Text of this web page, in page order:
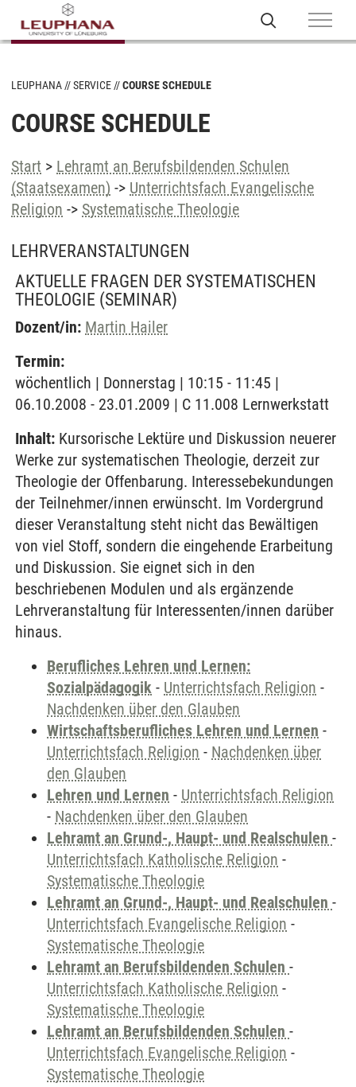
LEUPHANA SERVICE COURSE SCHEDULE
COURSE SCHEDULE
Start > Lehramt an Berufsbildenden Schulen
(Staatsexamen) -> Unterrichtsfach Evangelische
Religion -> Systematische Theologie
LEHRVERANSTALTUNGEN
AKTUELLE FRAGEN DER SYSTEMATISCHEN
THEOLOGIE (SEMINAR)
Dozent/in: Martin Hailer
Termin:
wöchentlich | Donnerstag | 10:15 - 11:45 |
06.10.2008 - 23.01.2009 | C 11.008 Lernwerkstatt
Inhalt: Kursorische Lektüre und Diskussion neuerer
Werke zur systematischen Theologie, derzeit zur
Theologie der Offenbarung. Interessebekundungen
der Teilnehmer/innen erwünscht. Im Vordergrund
dieser Veranstaltung steht nicht das Bewältigen
von viel Stoff, sondern die eingehende Erarbeitung
und Diskussion. Sie eignet sich in den
beschriebenen Modulen und als ergänzende
Lehrveranstaltung für Interessenten/innen darüber
hinaus.
Berufliches Lehren und Lernen:
Sozialpädagogik - Unterrichtsfach Religion -
Nachdenken über den Glauben
Wirtschaftsberufliches Lehren und Lernen -
Unterrichtsfach Religion - Nachdenken über
den Glauben
Lehren und Lernen - Unterrichtsfach Religion
- Nachdenken über den Glauben
Lehramt an Grund-, Haupt- und Realschulen -
Unterrichtsfach Katholische Religion -
Systematische Theologie
Lehramt an Grund-, Haupt- und Realschulen -
Unterrichtsfach Evangelische Religion -
Systematische Theologie
Lehramt an Berufsbildenden Schulen -
Unterrichtsfach Katholische Religion -
Systematische Theologie
Lehramt an Berufsbildenden Schulen -
Unterrichtsfach Evangelische Religion -
Systematische Theologie